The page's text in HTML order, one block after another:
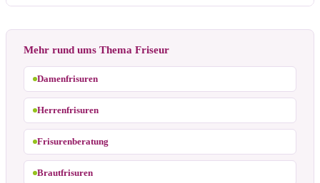
Mehr rund ums Thema Friseur
Damenfrisuren
Herrenfrisuren
Frisurenberatung
Brautfrisuren